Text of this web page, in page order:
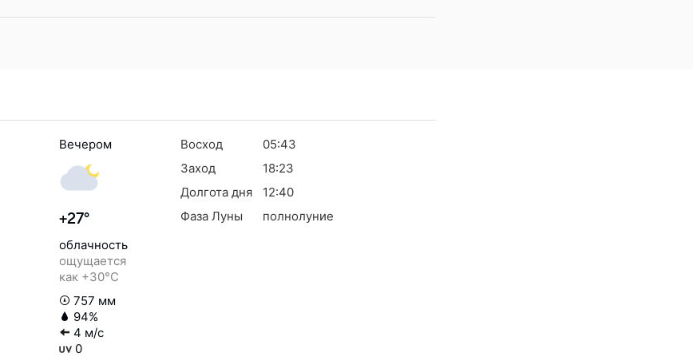
Вечером
+27°
облачность
ощущается
как +30°C
757 мм
94%
4 м/с
0
Восход
05:43
Заход
18:23
Долгота дня
12:40
Фаза Луны
полнолуние